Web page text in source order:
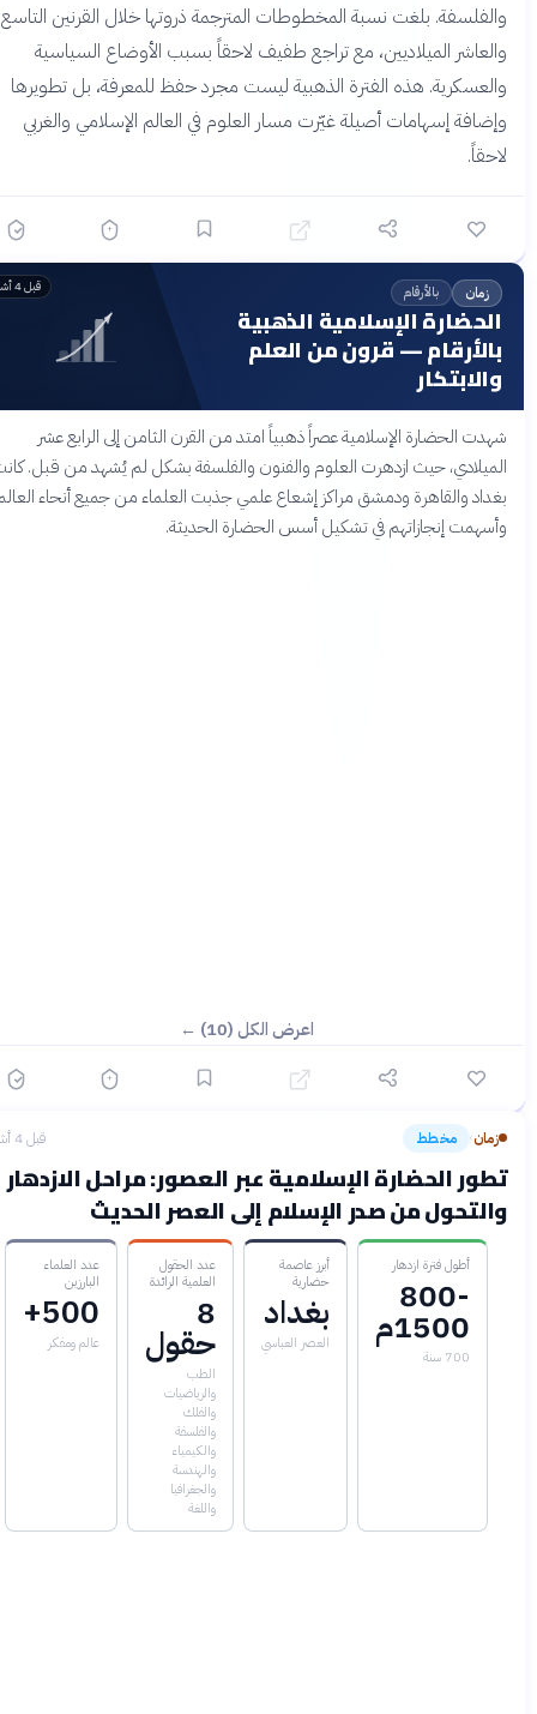
بلغت نسبة المخطوطات المترجمة ذروتها خلال القرنين التاسع
الميلاديين، مع تراجع طفيف لاحقاً بسبب الأوضاع السياسية
هذه الفترة الذهبية ليست مجرد حفظ للمعرفة، بل تطويرها
إسهامات أصيلة غيّرت مسار العلوم في العالم الإسلامي والغربي
زمان بالأرقام
الحضارة الإسلامية الذهبية
بالأرقام — قرون من العلم
والابتكار
الحضارة الإسلامية عصراً ذهبياً امتد من القرن الثامن إلى الرابع عشر
حيث ازدهرت العلوم والفنون والفلسفة بشكل لم يُشهد من قبل. كانت
والقاهرة ودمشق مراكز إشعاع علمي جذبت العلماء من جميع أنحاء العالم،
إنجازاتهم في تشكيل أسس الحضارة الحديثة.
اعرض الكل (10) ←
زمان› مخطط
الحضارة الإسلامية عبر العصور: مراحل الازدهار
من صدر الإسلام إلى العصر الحديث
أطول فترة ازدهار
800-
1500م
أبرز عاصمة
حضارية
بغداد
العصر العباسي
عدد الحقول
العلمية الرائدة
حقول
والرياضيات
والفلسفة
والكيمياء
والهندسة
والجغرافيا
عدد العلماء
البارزين
500+
عالم ومفكر